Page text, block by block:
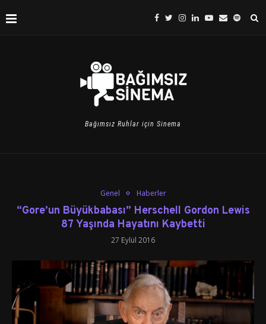
Bağımsız Ruhlar için Sinema
Genel Haberler
“Gore’un Büyükbabası” Herschell Gordon Lewis
87 Yaşında Hayatını Kaybetti
27 Eylül 2016